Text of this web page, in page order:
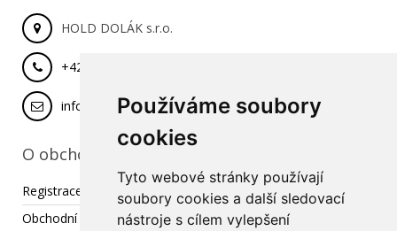
Používáme soubory
cookies
Tyto webové stránky používají
soubory cookies a další sledovací
nástroje s cílem vylepšení
HOLD DOLÁK s.r.o.
+420 777 029 462
info@hold-dolak.cz
O obchodu
Registrace
Obchodní podmínky